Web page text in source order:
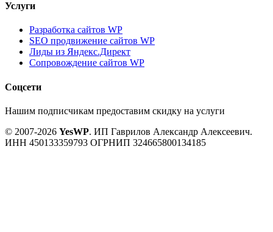
Услуги
Разработка сайтов WP
SEO продвижение сайтов WP
Лиды из Яндекс.Директ
Сопровождение сайтов WP
Соцсети
Нашим подписчикам предоставим скидку на услуги
© 2007-2026 YesWP. ИП Гаврилов Александр Алексеевич.
ИНН 450133359793 ОГРНИП 324665800134185